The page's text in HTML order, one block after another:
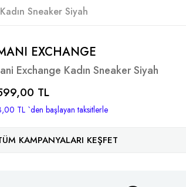
Sneaker Siyah
EXCHANGE
Exchange Kadın Sneaker Siyah
TL
TL `den başlayan taksitlerle
KAMPANYALARI KEŞFET